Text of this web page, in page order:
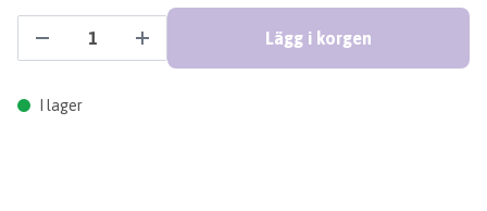
Lägg i korgen
I lager